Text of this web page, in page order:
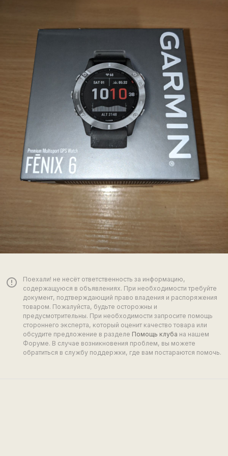
error_outline
Поехали! не несёт ответственность за информацию,
содержащуюся в объявлениях. При необходимости требуйте
документ, подтверждающий право владения и распоряжения
товаром. Пожалуйста, будьте осторожны и
предусмотрительны. При необходимости запросите помощь
стороннего эксперта, который оценит качество товара или
обсудите предложение в разделе Помощь клуба на нашем
Форуме. В случае возникновения проблем, вы можете
обратиться в службу поддержки, где вам постараются помочь.